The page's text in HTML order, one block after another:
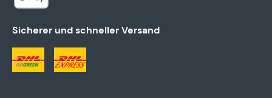
Sicherer und schneller Versand